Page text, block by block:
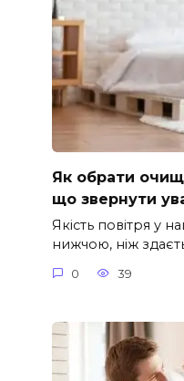
Як обрати
що звернути
Якість повітря у
нижчою, ніж
0 39